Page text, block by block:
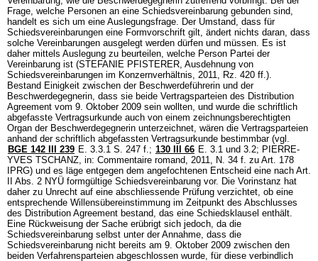
Frage, welche Personen an eine Schiedsvereinbarung gebunden sind,
handelt es sich um eine Auslegungsfrage. Der Umstand, dass für
Schiedsvereinbarungen eine Formvorschrift gilt, ändert nichts daran, dass
solche Vereinbarungen ausgelegt werden dürfen und müssen. Es ist
daher mittels Auslegung zu beurteilen, welche Person Partei der
Vereinbarung ist (STEFANIE PFISTERER, Ausdehnung von
Schiedsvereinbarungen im Konzernverhältnis, 2011, Rz. 420 ff.).
Bestand Einigkeit zwischen der Beschwerdeführerin und der
Beschwerdegegnerin, dass sie beide Vertragsparteien des Distribution
Agreement vom 9. Oktober 2009 sein wollten, und wurde die schriftlich
abgefasste Vertragsurkunde auch von einem zeichnungsberechtigten
Organ der Beschwerdegegnerin unterzeichnet, wären die Vertragsparteien
anhand der schriftlich abgefassten Vertragsurkunde bestimmbar (vgl.
BGE 142 III 239 E. 3.3.1 S. 247 f.; 130 III 66 E. 3.1 und 3.2; PIERRE-
YVES TSCHANZ, in: Commentaire romand, 2011, N. 34 f. zu Art. 178
IPRG) und es läge entgegen dem angefochtenen Entscheid eine nach Art.
II Abs. 2 NYÜ formgültige Schiedsvereinbarung vor. Die Vorinstanz hat
daher zu Unrecht auf eine abschliessende Prüfung verzichtet, ob eine
entsprechende Willensübereinstimmung im Zeitpunkt des Abschlusses
des Distribution Agreement bestand, das eine Schiedsklausel enthält.
Eine Rückweisung der Sache erübrigt sich jedoch, da die
Schiedsvereinbarung selbst unter der Annahme, dass die
Schiedsvereinbarung nicht bereits am 9. Oktober 2009 zwischen den
beiden Verfahrensparteien abgeschlossen wurde, für diese verbindlich